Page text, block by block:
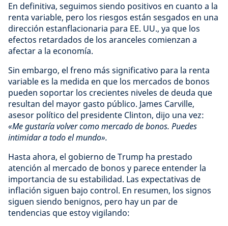
En definitiva, seguimos siendo positivos en cuanto a la
renta variable, pero los riesgos están sesgados en una
dirección estanflacionaria para EE. UU., ya que los
efectos retardados de los aranceles comienzan a
afectar a la economía.
Sin embargo, el freno más significativo para la renta
variable es la medida en que los mercados de bonos
pueden soportar los crecientes niveles de deuda que
resultan del mayor gasto público. James Carville,
asesor político del presidente Clinton, dijo una vez:
«Me gustaría volver como mercado de bonos. Puedes
intimidar a todo el mundo».
Hasta ahora, el gobierno de Trump ha prestado
atención al mercado de bonos y parece entender la
importancia de su estabilidad. Las expectativas de
inflación siguen bajo control. En resumen, los signos
siguen siendo benignos, pero hay un par de
tendencias que estoy vigilando: